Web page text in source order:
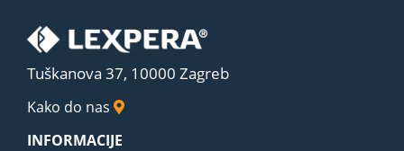
Tuškanova 37, 10000 Zagreb
Kako do nas
INFORMACIJE